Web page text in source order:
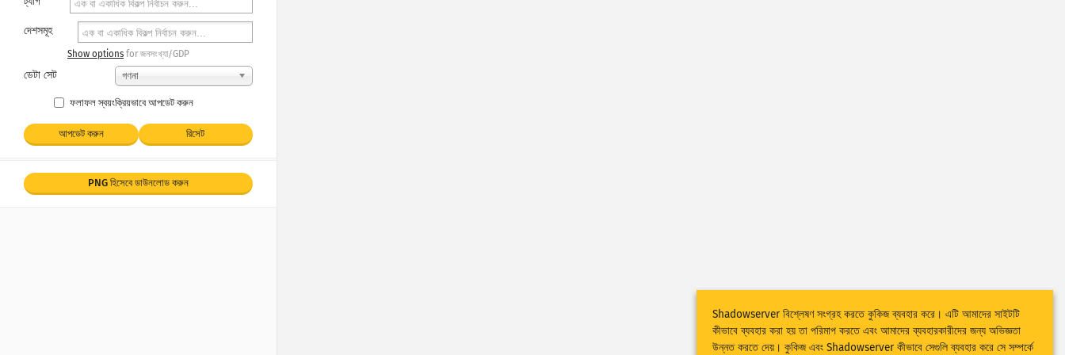
দেশসমূহ
Show options for জনসংখ্যা/GDP
ডেটা সেট গণনা
ফলাফল স্বয়ংক্রিয়ভাবে আপডেট করুন
আপডেট করুন রিসেট
PNG হিসেবে ডাউনলোড করুন
Shadowserver বিশ্লেষণ সংগ্রহ করতে কুকিজ ব্যবহার করে। এটি আমাদের সাইটটি
কীভাবে ব্যবহার করা হয় তা পরিমাপ করতে এবং আমাদের ব্যবহারকারীদের জন্য অভিজ্ঞতা
উন্নত করতে দেয়। কুকিজ এবং Shadowserver কীভাবে সেগুলি ব্যবহার করে সে সম্পর্কে